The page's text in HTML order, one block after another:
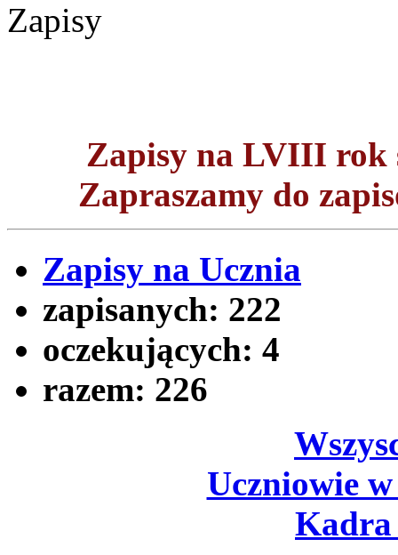
Zapisy
Zapisy na LVIII
Zapraszamy do
Zapisy na Ucznia
zapisanych: 222
oczekujących: 4
razem: 226
Uczniowie
Kadra